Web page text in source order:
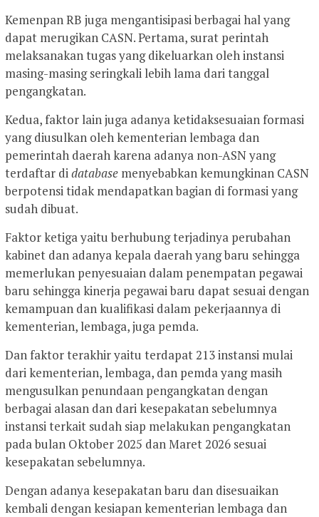
Kemenpan RB juga mengantisipasi berbagai hal yang
dapat merugikan CASN. Pertama, surat perintah
melaksanakan tugas yang dikeluarkan oleh instansi
masing-masing seringkali lebih lama dari tanggal
pengangkatan.
Kedua, faktor lain juga adanya ketidaksesuaian formasi
yang diusulkan oleh kementerian lembaga dan
pemerintah daerah karena adanya non-ASN yang
terdaftar didatabase menyebabkan kemungkinan CASN
berpotensi tidak mendapatkan bagian di formasi yang
sudah dibuat.
Faktor ketiga yaitu berhubung terjadinya perubahan
kabinet dan adanya kepala daerah yang baru sehingga
memerlukan penyesuaian dalam penempatan pegawai
baru sehingga kinerja pegawai baru dapat sesuai dengan
kemampuan dan kualifikasi dalam pekerjaannya di
kementerian, lembaga, juga pemda.
Dan faktor terakhir yaitu terdapat 213 instansi mulai
dari kementerian, lembaga, dan pemda yang masih
mengusulkan penundaan pengangkatan dengan
berbagai alasan dan dari kesepakatan sebelumnya
instansi terkait sudah siap melakukan pengangkatan
pada bulan Oktober 2025 dan Maret 2026 sesuai
kesepakatan sebelumnya.
Dengan adanya kesepakatan baru dan disesuaikan
kembali dengan kesiapan kementerian lembaga dan